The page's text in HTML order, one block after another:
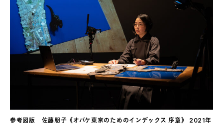
参考図版 佐藤朋子《オバケ東京のためのインデックス 序章》 2021年